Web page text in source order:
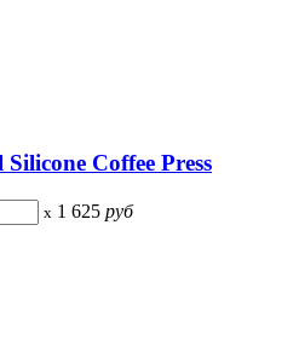
Coffee Press
x 1 625 руб